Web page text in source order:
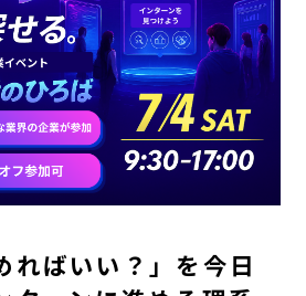
ればいい？」を今日